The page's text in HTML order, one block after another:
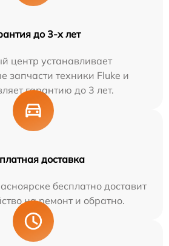
до 3-х лет
центр устанавливает
запчасти техники Fluke и
гарантию до 3 лет.
доставка
бесплатно доставит
на ремонт и обратно.